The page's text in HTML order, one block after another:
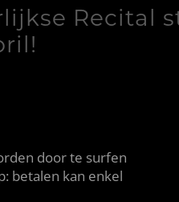
Recital
door te surfen
betalen kan enkel